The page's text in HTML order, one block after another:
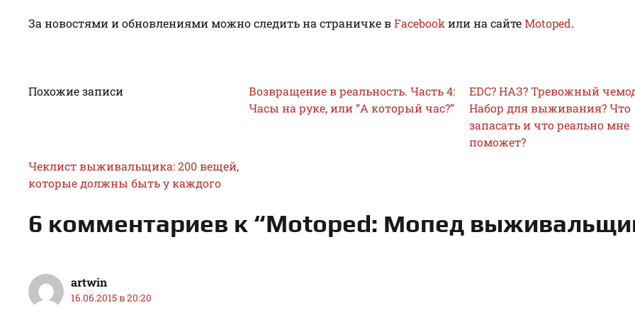
За новостями и обновлениями можно следить на страничке вFacebookили на сайтеMotoped.
Похожие записи
Возвращение в реальность. Часть 4:
Часы на руке, или “А который час?”
EDC? НАЗ? Тревожный
Набор для выживания? Что
запасать и что реально мне
поможет?
Чеклист выживальщика: 200 вещей,
которые должны быть у каждого
6 комментариев к “Motoped: Мопед
artwin
16.06.2015 в 20:20